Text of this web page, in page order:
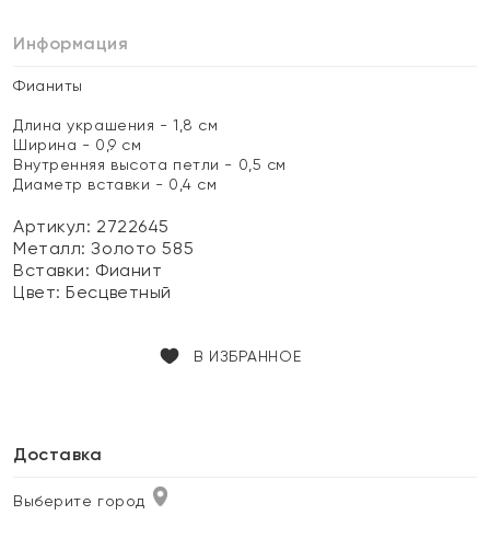
Информация
Фианиты
Длина украшения - 1,8 см
Ширина - 0,9 см
Внутренняя высота петли - 0,5 см
Диаметр вставки - 0,4 см
Артикул: 2722645
Металл:Золото 585
Вставки: Фианит
Цвет:Бесцветный
В ИЗБРАННОЕ
Доставка
Выберите город